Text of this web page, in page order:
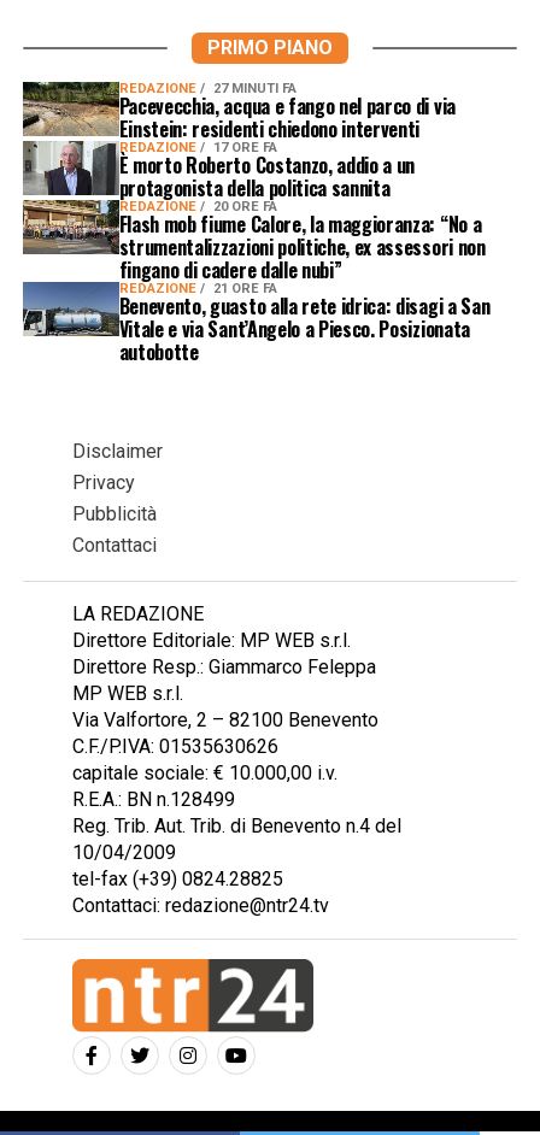
PRIMO PIANO
REDAZIONE 27 MINUTI FA
Pacevecchia, acqua e fango nel parco di via
Einstein: residenti chiedono interventi
REDAZIONE 17 ORE FA
È morto Roberto Costanzo, addio a un
protagonista della politica sannita
REDAZIONE 20 ORE FA
Flash mob fiume Calore, la maggioranza: “No a
strumentalizzazioni politiche, ex assessori non
fingano di cadere dalle nubi”
REDAZIONE 21 ORE FA
Benevento, guasto alla rete idrica: disagi a San
Vitale e via Sant’Angelo a Piesco. Posizionata
autobotte
Disclaimer
Privacy
Pubblicità
Contattaci
LA REDAZIONE
Direttore Editoriale: MP WEB s.r.l.
Direttore Resp.: Giammarco Feleppa
MP WEB s.r.l.
Via Valfortore, 2 – 82100 Benevento
C.F./P.IVA: 01535630626
capitale sociale: € 10.000,00 i.v.
R.E.A.: BN n.128499
Reg. Trib. Aut. Trib. di Benevento n.4 del
10/04/2009
tel-fax (+39) 0824.28825
Contattaci: redazione@ntr24.tv